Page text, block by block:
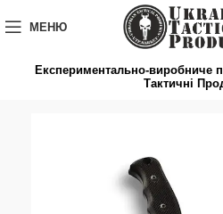
вмістуМЕНЮ
Експериментально-виробниче
Тактичні